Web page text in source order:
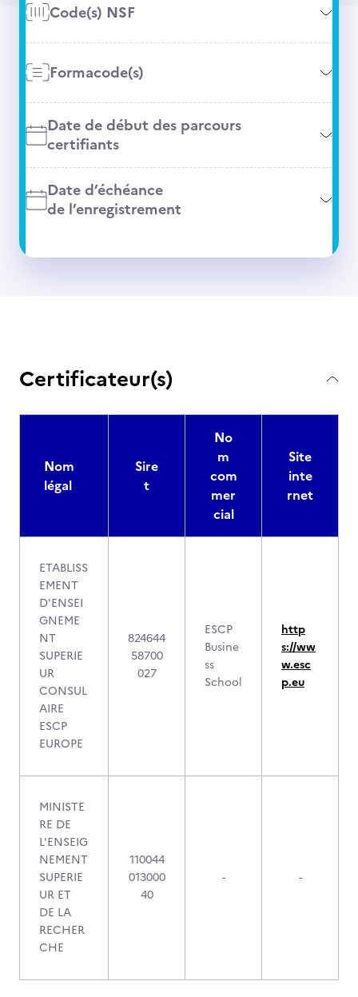
Code(s) NSF
Formacode(s)
Date de début des parcours
certifiants
Date d’échéance
de l’enregistrement
Certificateur(s)
Nom
légal
Sire
t
No
m
com
mer
cial
Site
inte
rnet
ETABLISS
EMENT
D'ENSEI
GNEME
NT
SUPERIE
UR
CONSUL
AIRE
ESCP
EUROPE
824644
58700
027
ESCP
Busine
ss
School
http
s://ww
w.esc
p.eu
MINISTE
RE DE
L'ENSEIG
NEMENT
SUPERIE
UR ET
DE LA
RECHER
CHE
110044
013000
40
- -